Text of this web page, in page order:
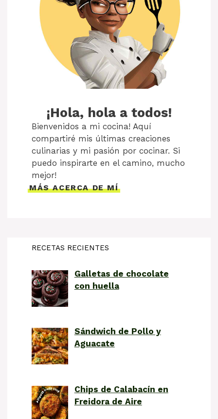
¡Hola, hola a todos!
Bienvenidos a mi cocina! Aquí
compartiré mis últimas creaciones
culinarias y mi pasión por cocinar. Si
puedo inspirarte en el camino, mucho
mejor!
MÁS ACERCA DE MÍ
RECETAS RECIENTES
Galletas de chocolate
con huella
Sándwich de Pollo y
Aguacate
Chips de Calabacín en
Freidora de Aire